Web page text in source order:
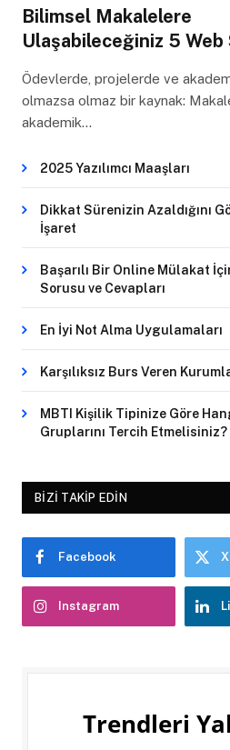
Bilimsel Makalelere
Ulaşabileceğiniz 5 Web
Ödevlerde, projelerde ve
olmazsa olmaz bir kaynak:
akademik…
2025 Yazılımcı Maaşları
Dikkat Sürenizin Azaldığını
İşaret
Başarılı Bir Online Mülakat
Sorusu ve Cevapları
En İyi Not Alma Uygulamaları
Karşılıksız Burs Veren
MBTI Kişilik Tipinize Göre
Gruplarını Tercih Etmelisiniz?
BIZI TAKIP EDIN
Facebook X
Instagram
Trendleri